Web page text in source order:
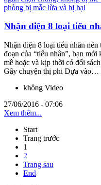
Nhận diện 8 loại tiểu
Nhận diện 8 loại tiểu nhân
đoạn của “tiểu nhân”, bạn
mê hoặc và kịp thời có đối
Gây chuyện thị phi Dựa vào…
không Video
27/06/2016 - 07:06
Xem thêm...
Start
Trang trước
1
2
Trang sau
End